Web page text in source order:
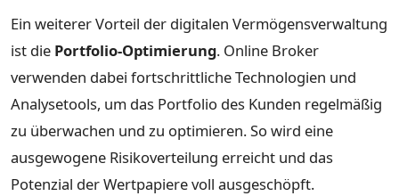
Ein weiterer Vorteil der digitalen Vermögensverwaltung
ist die Portfolio-Optimierung. Online Broker
verwenden dabei fortschrittliche Technologien und
Analysetools, um das Portfolio des Kunden regelmäßig
zu überwachen und zu optimieren. So wird eine
ausgewogene Risikoverteilung erreicht und das
Potenzial der Wertpapiere voll ausgeschöpft.